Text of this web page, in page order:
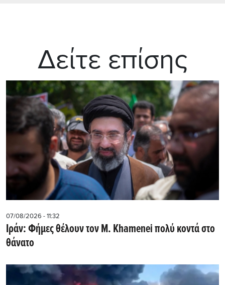
Δείτε επίσης
07/08/2026 - 11:32
Ιράν: Φήμες θέλουν τον Μ. Khamenei πολύ κοντά στο
θάνατο